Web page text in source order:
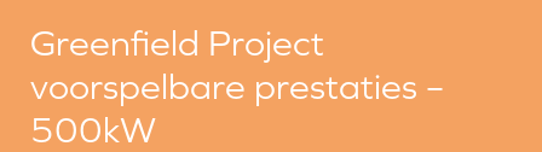
Greenfield Project
voorspelbare prestaties –
500kW